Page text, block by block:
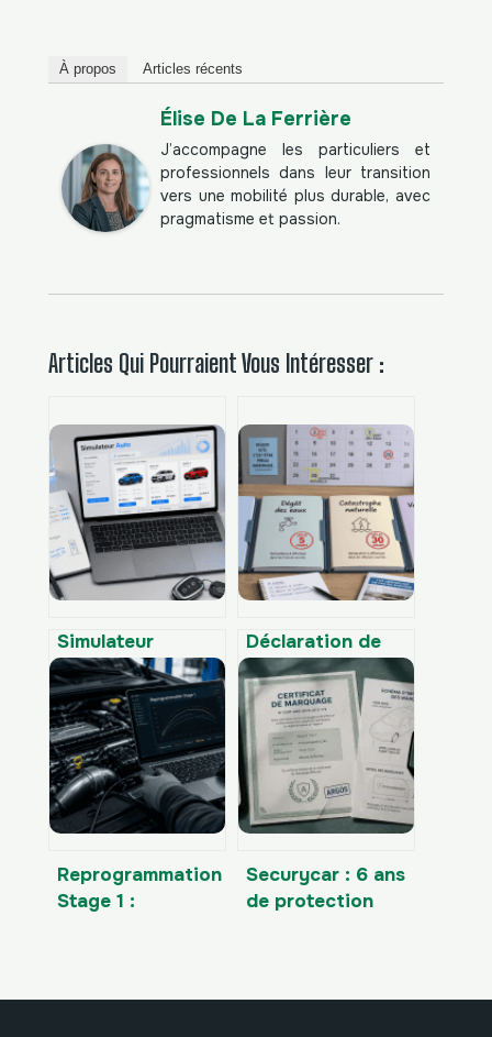
À propos Articles récents
Élise De La Ferrière
J’accompagne les particuliers et
professionnels dans leur transition
vers une mobilité plus durable, avec
pragmatisme et passion.
Articles Qui Pourraient Vous Intéresser :
Simulateur
automobile : 4
critères pour
passer du doute
au choix idéal
Déclaration de
sinistre : 2, 5 ou
30 jours pour
garantir votre
indemnisation
Reprogrammation
Stage 1 :
nullité du contrat
Securycar : 6 ans
de protection
contrat